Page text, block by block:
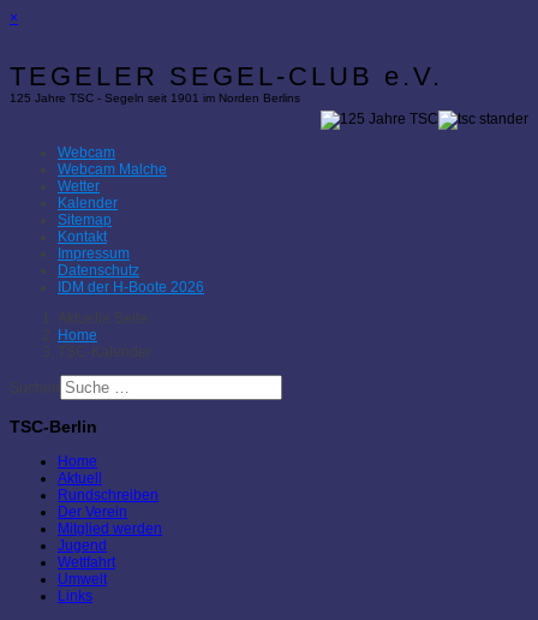
×
TEGELER SEGEL-CLUB e.V.
125 Jahre TSC - Segeln seit 1901 im Norden Berlins
Webcam
Webcam Malche
Wetter
Kalender
Sitemap
Kontakt
Impressum
Datenschutz
IDM der H-Boote 2026
Aktuelle Seite:
Home
TSC-Kalender
Suchen
TSC-Berlin
Home
Aktuell
Rundschreiben
Der Verein
Mitglied werden
Jugend
Wettfahrt
Umwelt
Links